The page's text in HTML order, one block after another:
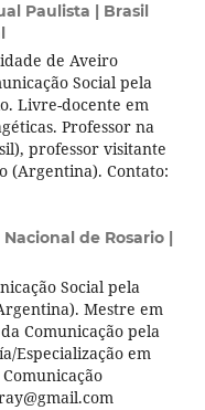
Paulista | Brasil
de Aveiro
Social pela
Livre-docente em
Professor na
professor visitante
(Argentina). Contato:
de Rosario |
Social pela
Mestre em
Comunicação pela
Especialização em